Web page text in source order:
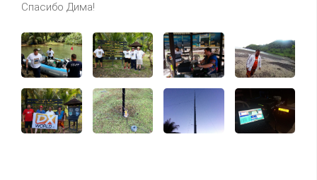
Спасибо Дима!